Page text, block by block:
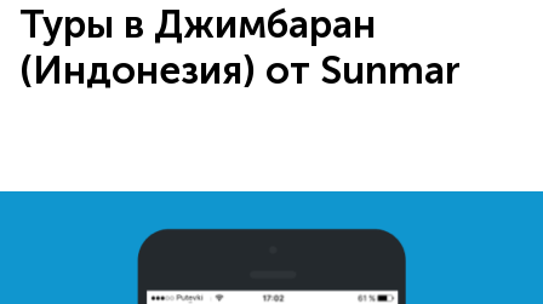
Туры в Джимбаран
(Индонезия) от Sunmar